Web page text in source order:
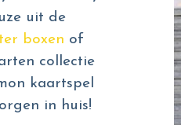
uit de
boxen of
collectie
kaartspel
in huis!